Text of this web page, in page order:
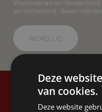
Vlaanderen en
en antwoord, delen
WORD LID
Stay up to
Deze
van cookies.
Deze website